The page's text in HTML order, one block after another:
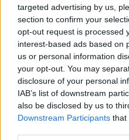
targeted advertising by us,
section to confirm your
opt-out request is processed
interest-based ads based on
us or personal information
your opt-out. You may
disclosure of your personal
IAB’s list of downstream
also be disclosed by us to
Downstream Participants that
Αθλητισμός|18.07.2026
Δανός διαιτητής
ΠΑΟΚ: Ποιος
Η UEFA ανακοίνωσε
διαιτητή της
απέναντι στην